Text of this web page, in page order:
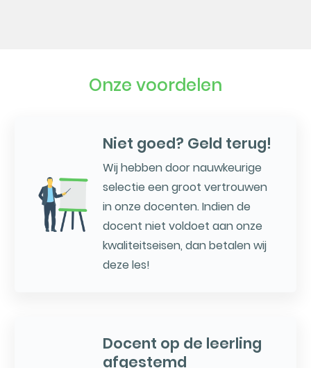
Onze voordelen
Niet goed? Geld terug!
Wij hebben door nauwkeurige
selectie een groot vertrouwen
in onze docenten. Indien de
docent niet voldoet aan onze
kwaliteitseisen, dan betalen wij
deze les!
Docent op de leerling
afgestemd